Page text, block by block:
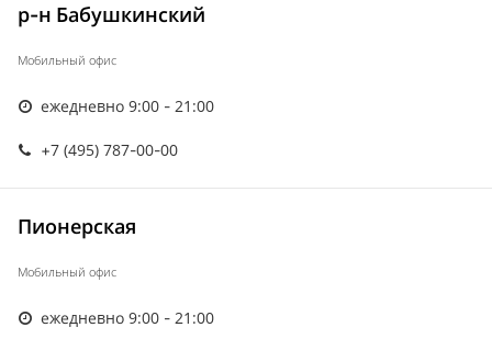
р-н Бабушкинский
Мобильный офис
ежедневно 9:00 - 21:00
+7 (495) 787-00-00
Пионерская
Мобильный офис
ежедневно 9:00 - 21:00